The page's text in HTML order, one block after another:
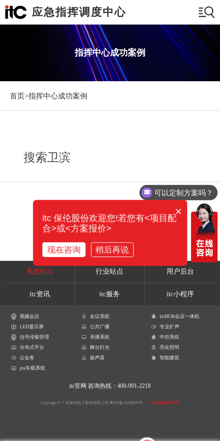
应急指挥调度中心
指挥中心成功案例
首页>指挥中心成功案例
搜索卫滨
系统站点 行业站点 用户后台
itc资讯 itc服务 itc小程序
视频会议 会议系统
itcHUB会议一体机
LED显示屏
公共广播
专业扩声
信号传输管理
录播系统
中控系统
分布式平台
舞台灯光
亮化照明
云会务
扬声器
智能建筑
pis车载系统
itc官网 咨询热线：400-991-2218
Copyright © 广东保伦电子股份有限公司 粤ICP备16106620号 产品参数解释声明
可以定制方案吗？
×
itc 保伦股份欢迎您!若您有<项目配
合>或<方案报价>
现在咨询 稍后再说